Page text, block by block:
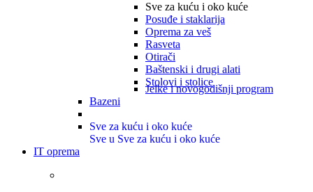
Sve za kuću i oko kuće
Posuđe i staklarija
Oprema za veš
Rasveta
Otirači
Baštenski i drugi alati
Stolovi i stolice
Jelke i novogodišnji program
Bazeni
Sve za kuću i oko kuće
Sve u Sve za kuću i oko kuće
IT oprema